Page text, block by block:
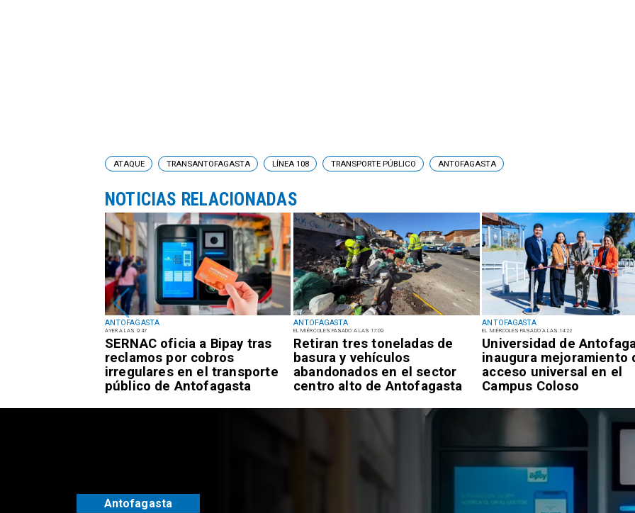
ANTOFAGASTA
AYER A LAS 9:47
SERNAC oficia a Bipay tras
reclamos por cobros
irregulares en el transporte
público de Antofagasta
ANTOFAGASTA
EL MIÉRCOLES PASADO A LAS 17:09
Retiran tres toneladas de
basura y vehículos
abandonados en el sector
centro alto de Antofagasta
ANTOFAGASTA
EL MIÉRCOLES PASADO A LAS 14:22
Universidad de
inaugura mejoramiento
acceso universal en el
Campus Coloso
ATAQUE TRANSANTOFAGASTA LÍNEA 108 TRANSPORTE PÚBLICO ANTOFAGASTA
NOTICIAS RELACIONADAS
Antofagasta